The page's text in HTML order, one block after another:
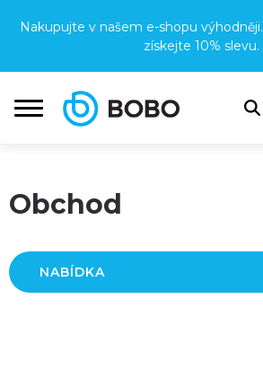
Nakupujte v našem e-shopu výhodněji.
získejte 10% slevu.
Obchod
NABÍDKA